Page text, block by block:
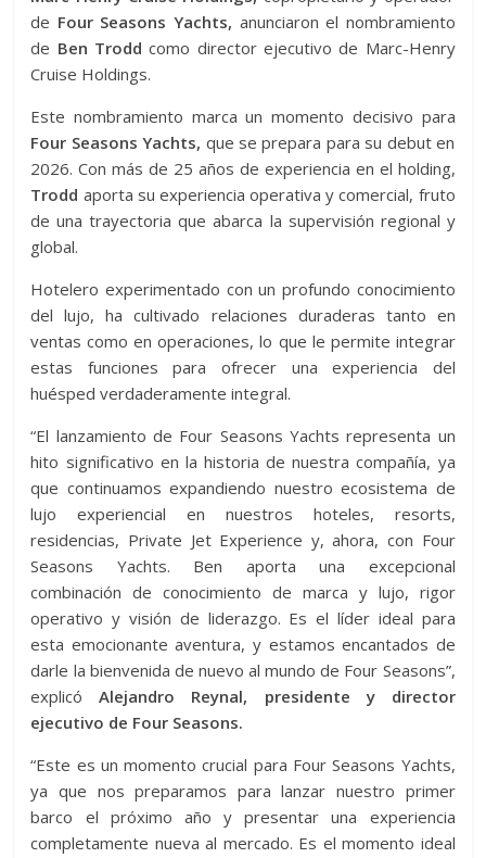
de Four Seasons Yachts, anunciaron el nombramiento
de Ben Trodd como director ejecutivo de Marc-Henry
Cruise Holdings.
Este nombramiento marca un momento decisivo para
Four Seasons Yachts, que se prepara para su debut en
2026. Con más de 25 años de experiencia en el holding,
Trodd aporta su experiencia operativa y comercial, fruto
de una trayectoria que abarca la supervisión regional y
global.
Hotelero experimentado con un profundo conocimiento
del lujo, ha cultivado relaciones duraderas tanto en
ventas como en operaciones, lo que le permite integrar
estas funciones para ofrecer una experiencia del
huésped verdaderamente integral.
“El lanzamiento de Four Seasons Yachts representa un
hito significativo en la historia de nuestra compañía, ya
que continuamos expandiendo nuestro ecosistema de
lujo experiencial en nuestros hoteles, resorts,
residencias, Private Jet Experience y, ahora, con Four
Seasons Yachts. Ben aporta una excepcional
combinación de conocimiento de marca y lujo, rigor
operativo y visión de liderazgo. Es el líder ideal para
esta emocionante aventura, y estamos encantados de
darle la bienvenida de nuevo al mundo de Four Seasons”,
explicó Alejandro Reynal, presidente y director
ejecutivo de Four Seasons.
“Este es un momento crucial para Four Seasons Yachts,
ya que nos preparamos para lanzar nuestro primer
barco el próximo año y presentar una experiencia
completamente nueva al mercado. Es el momento ideal